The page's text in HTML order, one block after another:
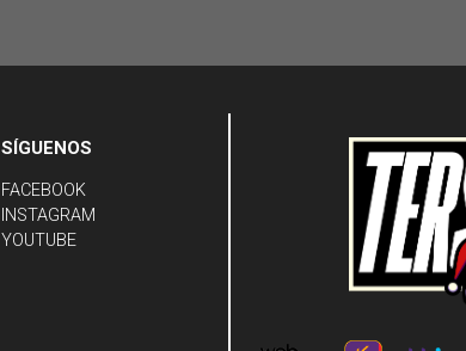
SÍGUENOS
FACEBOOK
INSTAGRAM
YOUTUBE